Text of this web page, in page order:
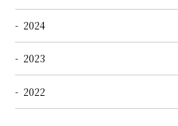
2024
2023
2022